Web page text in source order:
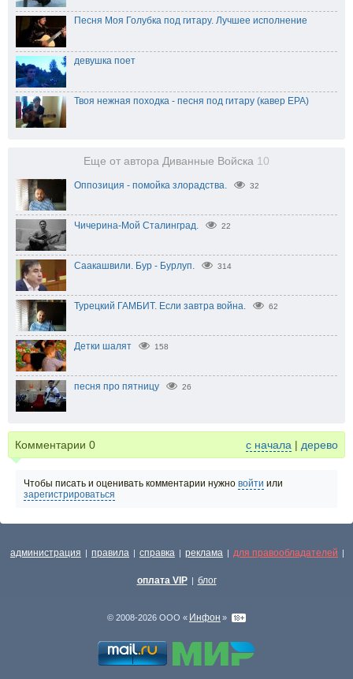
Песня Моя Голубка под гитару. Лучшее исполнение
девушка поет
Твоя нежная походка - песня под гитару (кавер ЕРА)
Еще от автора Диванные Войска 10
Оппозиция - помойка злорадства. 32
Чичерина-Мой Сталинград. 22
Саакашвили. Бур - Бурлуп. 314
Турецкий ГАМБИТ. Если завтра война. 62
Детки шалят 158
песня про пятницу 26
Комментарии 0 с начала | дерево
Чтобы писать и оценивать комментарии нужно войти или
зарегистрироваться
администрация | правила | справка | реклама | для правообладателей |
оплата VIP | блог
© 2008-2026 ООО « Инфон »